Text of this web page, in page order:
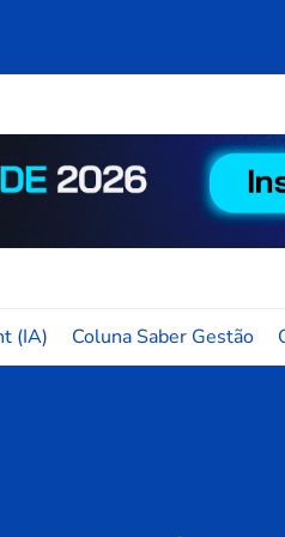
(IA) Coluna Saber Gestão